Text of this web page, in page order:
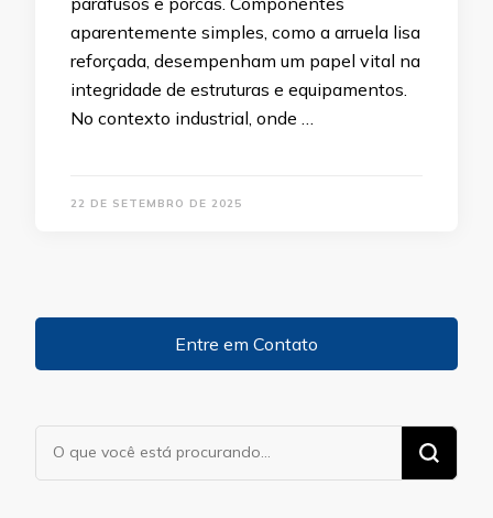
aparentemente simples, como a arruela lisa
reforçada, desempenham um papel vital na
integridade de estruturas e equipamentos.
No contexto industrial, onde …
22 DE SETEMBRO DE 2025
Entre em Contato
Procurando
algo?